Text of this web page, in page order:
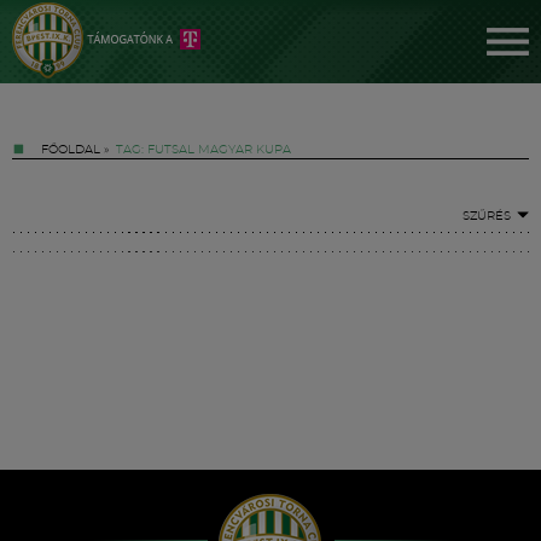
FŐOLDAL » TAG: FUTSAL MAGYAR KUPA
SZŰRÉS
Hírek